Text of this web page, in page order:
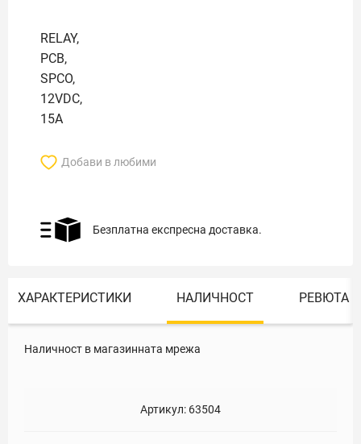
RELAY,
PCB,
SPCO,
12VDC,
15A
Добави в любими
Безплатна експресна доставка.
ХАРАКТЕРИСТИКИ НАЛИЧНОСТ РЕВЮТА
Наличност в магазинната мрежа
Артикул: 63504